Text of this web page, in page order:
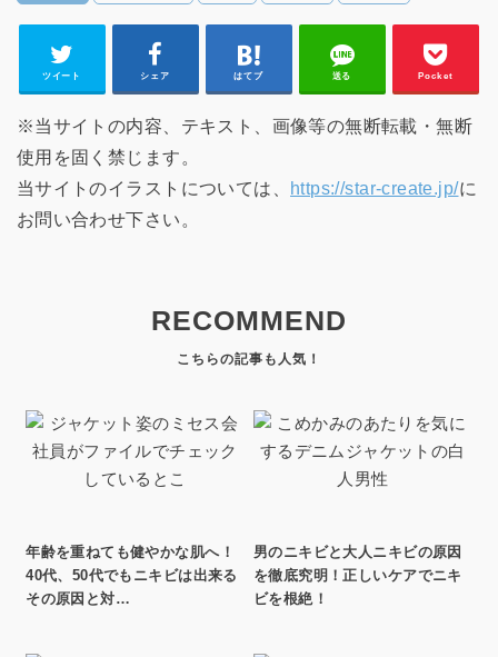
ツイート シェア はてブ 送る Pocket
※当サイトの内容、テキスト、画像等の無断転載・無断
使用を固く禁じます。
当サイトのイラストについては、 https://star-create.jp/に
お問い合わせ下さい。
RECOMMEND
年齢を重ねても健やかな肌へ！
40代、50代でもニキビは出来る
その原因と対…
男のニキビと大人ニキビの原因
を徹底究明！正しいケアでニキ
ビを根絶！